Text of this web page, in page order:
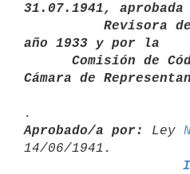
31.07.1941,
año 1933 y por la
Cámara de
Aprobado/a por:
Ley